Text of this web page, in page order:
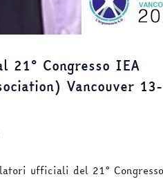
21° Congresso IEA
Vancouver
ufficiali del 21°